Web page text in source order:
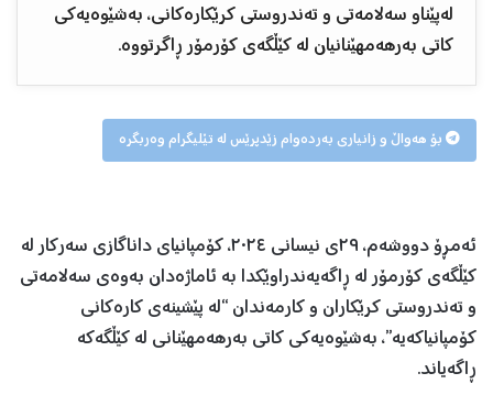
لەپێناو سەلامەتی و تەندروستی کرێکارەکانی، بەشێوەیەکی
کاتی بەرهەمهێنانیان لە کێڵگەی کۆرمۆر ڕاگرتووە.
بۆ هەواڵ و زانیاری بەردەوام زێدپرێس لە تێلیگرام وەربگرە
ئەمڕۆ دووشەم، ٢٩ی نیسانی ٢٠٢٤، کۆمپانیای داناگازی سەرکار لە
کێڵگەی کۆرمۆر لە ڕاگەیەندراوێکدا بە ئاماژەدان بەوەی سەلامەتی
و تەندروستی کرێکاران و کارمەندان “لە پێشینەی کارەکانی
کۆمپانیاکەیە”، بەشێوەیەکی کاتی بەرهەمهێنانی لە کێڵگەکە
ڕاگەیاند.